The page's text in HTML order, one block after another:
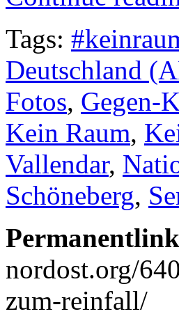
Tags:
Deutschland
Fotos, Gegen-
Kein Raum,
Vallendar,
Schöneberg,
nordost.org/
zum-reinfall/